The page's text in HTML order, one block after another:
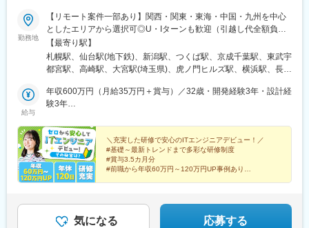
郷駅、布師田駅、撫養駅、川原石駅、伴中央駅、広島港・宇品
駅、本郷駅(広島県)、八本松駅、東福山駅、木次駅、遙堪駅、乃木
駅、下府駅、八浜駅、金光駅、木見駅、高野駅、厚東駅、長府
駅、米川駅、山口駅(山口県)、新南陽駅、萩駅、鳥取駅、三本松口
駅、南瀬高駅、五郎丸駅、苅田駅、赤間駅、巻向駅、甘木駅(西鉄
線)、新飯塚駅、橋本駅(福岡県)、貝塚駅(福岡県)、雑餉隈駅、吉塚
駅、西小倉駅、大塔駅、佐伯駅、豊後豊岡駅、鶴崎駅、東中津
駅、北友田駅、朝地駅、バルーンさが駅、田代駅、相知駅、肥後
大津駅、光の森駅、平成駅、人吉駅、三角駅、草道駅、志布志
(宮崎県)、高鍋駅、三股駅、東旭川駅、倶知安駅、岩見沢駅、新富
士駅(北海道)、根室駅、新川駅(北海道)、環状通東駅、南郷１３丁
目駅、問寒別駅、東室蘭駅、ほしみ駅、深川駅、長都駅、西帯広
駅、滝川駅、南稚内駅、利別駅、沼ノ端駅、八雲駅、鵡川駅、七
重浜駅、磯分内駅、富良野駅、西北見駅、名寄高校駅、桂台駅、
泉中央駅、古川駅、東白石駅、泉駅(常磐線)、藤田駅、七日町駅、
泉崎駅、中荒井駅、日立木駅、安達駅、五百川駅、東酒田駅、高
勤務地
【リモート案件一部あり】関西・関東・東海・中国・九州を中心
としたエリアから選択可◎U・Iターンも歓迎（引越し代全額負担
など制度も完備！）◎プロジェクトにより、一部完全在宅／フル
リモート業務もあります。■関西エリア（大阪、京都、兵庫、奈
良、和歌山、滋賀）■関東エリア（東京、神奈川、千葉、埼玉、栃
エリア（広島、岡山、松山など）■九州エリア（福岡、熊本など）
のプロジェクト先◎転居を伴う転勤は、基本的には本人が希望す
【最寄り駅】
札幌駅、仙台駅(地下鉄)、新潟駅、つくば駅、京成千葉駅、東武宇
都宮駅、高崎駅、大宮駅(埼玉県)、虎ノ門ヒルズ駅、横浜駅、長野
線)、インテック本社前駅、烏丸駅、三宮駅(神戸新交通)、山陽姫
路駅、岡山駅、八丁堀駅(広島県)、高松駅(香川県)、天神駅、花畑
尾駅、水島駅、通津駅、福山駅、岩国駅、可部駅、横川駅(広島
県)、東広島駅、山西駅、本町六丁目駅、金川駅、東野駅(京都
府)、東山・おかでんミュージアム駅、衣山駅、山麓駅(皿倉山)、
堺筋本町駅、鷹野橋駅、堺駅、比治山下駅、広域公園前駅、横川
一丁目駅、錦糸町駅、検見川浜駅、本町駅、津守駅、中野東駅、
六本木駅、伊予大洲駅、福駅、芦原橋駅、桃山駅、野田阪神駅、
東比恵駅、渡辺橋駅、淀屋橋駅、鶴崎駅、西小倉駅、二島駅、今
給与
年収600万円（月給35万円＋賞与）／32歳・開発経験3年・設計経
験3年
PM経験10年
＼充実した研修で安心のITエンジニアデビュー！／
#基礎～最新トレンドまで多彩な研修制度
#賞与3.5カ月分
#前職から年収60万円～120万円UP事例あり
気になる 応募する